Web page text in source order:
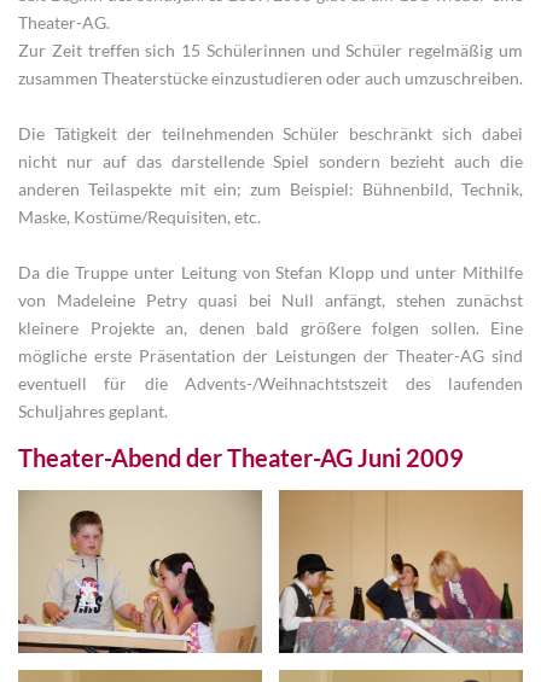
Theater-AG.
Zur Zeit treffen sich 15 Schülerinnen und Schüler regelmäßig um
zusammen Theaterstücke einzustudieren oder auch umzuschreiben.
Die Tätigkeit der teilnehmenden Schüler beschränkt sich dabei
nicht nur auf das darstellende Spiel sondern bezieht auch die
anderen Teilaspekte mit ein; zum Beispiel: Bühnenbild, Technik,
Maske, Kostüme/Requisiten, etc.
Da die Truppe unter Leitung von Stefan Klopp und unter Mithilfe
von Madeleine Petry quasi bei Null anfängt, stehen zunächst
kleinere Projekte an, denen bald größere folgen sollen. Eine
mögliche erste Präsentation der Leistungen der Theater-AG sind
eventuell für die Advents-/Weihnachtstszeit des laufenden
Schuljahres geplant.
Theater-Abend der Theater-AG Juni 2009